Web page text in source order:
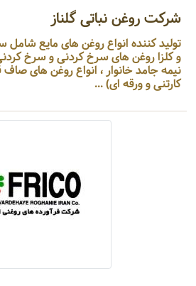
شرکت روغن نباتی گلناز
تولید کننده انواع روغن های مایع شامل
و کلزا روغن های سرخ کردنی و سرخ
نیمه جامد خانوار ، انواع روغن های صاف
کارتنی و ورقه ای) ...